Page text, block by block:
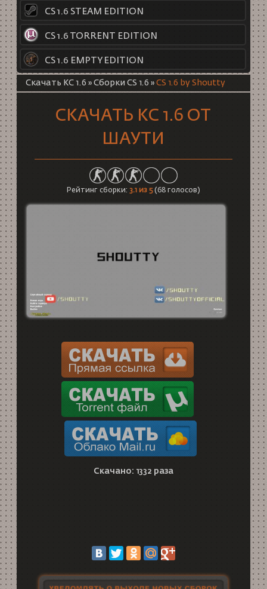
CS 1.6 STEAM EDITION
CS 1.6 TORRENT EDITION
CS 1.6 EMPTY EDITION
Скачать КС 1.6 » Сборки CS 1.6 » CS 1.6 by Shoutty
СКАЧАТЬ КС 1.6 ОТ
ШАУТИ
Рейтинг сборки: 3.1 из 5(68голосов)
Скачано: 1332 раза